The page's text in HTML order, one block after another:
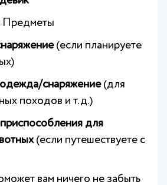
Предметы
(если планируете
снаряжение(для
походов и т.д.)
для
(если путешествуете с
вам ничего не забыть